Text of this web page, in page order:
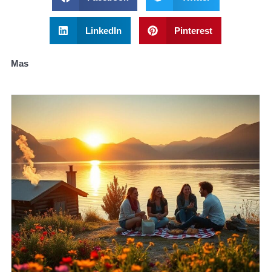
LinkedIn Pinterest
Mas